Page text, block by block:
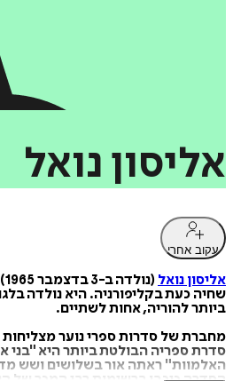
אליסון נואל
עקוב אחרי
אליסון נואל
שחיה כעת בקליפורניה. היא נולדה
ביותר להוריה, אחות לשתיים.
מחברת של סדרות ספרי נוער מצליחות
סדרת ספריה הבולטת ביותר היא "בני
האלמוות" ראתה אור בשלושים ושש